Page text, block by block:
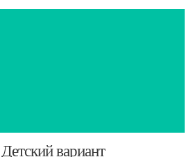
вариант